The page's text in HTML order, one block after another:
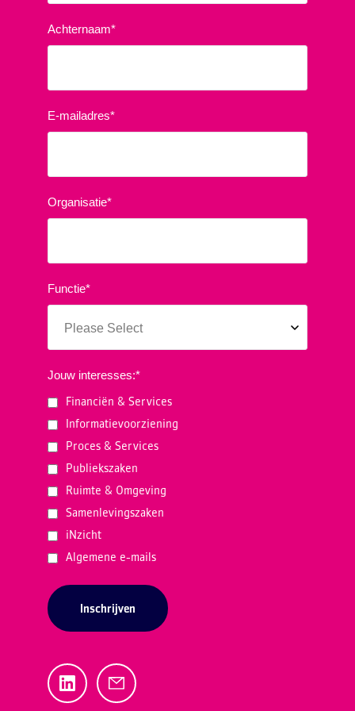
Achternaam*
E-mailadres*
Organisatie*
Functie*
Jouw interesses:*
Financiën & Services
Informatievoorziening
Proces & Services
Publiekszaken
Ruimte & Omgeving
Samenlevingszaken
iNzicht
Algemene e-mails